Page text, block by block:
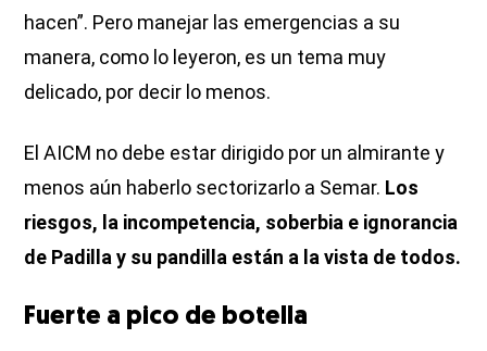
hacen”. Pero manejar las emergencias a su
manera, como lo leyeron, es un tema muy
delicado, por decir lo menos.
El AICM no debe estar dirigido por un almirante y
menos aún haberlo sectorizarlo a Semar. Los
riesgos, la incompetencia, soberbia e ignorancia
de Padilla y su pandilla están a la vista de todos.
Fuerte a pico de botella